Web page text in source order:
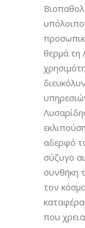
θερμά τη
αδερφό
σύζυγο
συνθήκη
τον
που